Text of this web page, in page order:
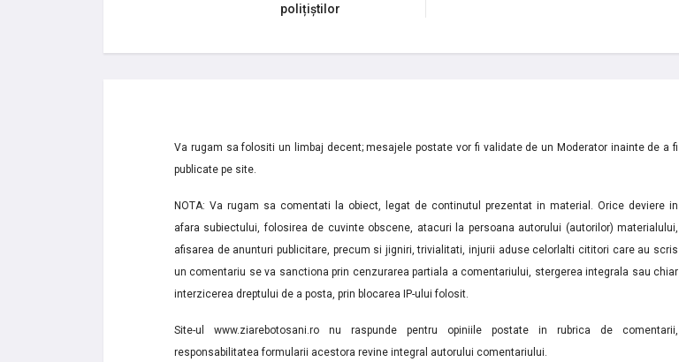
polițiștilor
Va rugam sa folositi un limbaj decent; mesajele postate vor fi validate de un Moderator inainte de a fi
publicate pe site.
NOTA: Va rugam sa comentati la obiect, legat de continutul prezentat in material. Orice deviere in
afara subiectului, folosirea de cuvinte obscene, atacuri la persoana autorului (autorilor) materialului,
afisarea de anunturi publicitare, precum si jigniri, trivialitati, injurii aduse celorlalti cititori care au scris
un comentariu se va sanctiona prin cenzurarea partiala a comentariului, stergerea integrala sau chiar
interzicerea dreptului de a posta, prin blocarea IP-ului folosit.
Site-ul www.ziarebotosani.ro nu raspunde pentru opiniile postate in rubrica de comentarii,
responsabilitatea formularii acestora revine integral autorului comentariului.